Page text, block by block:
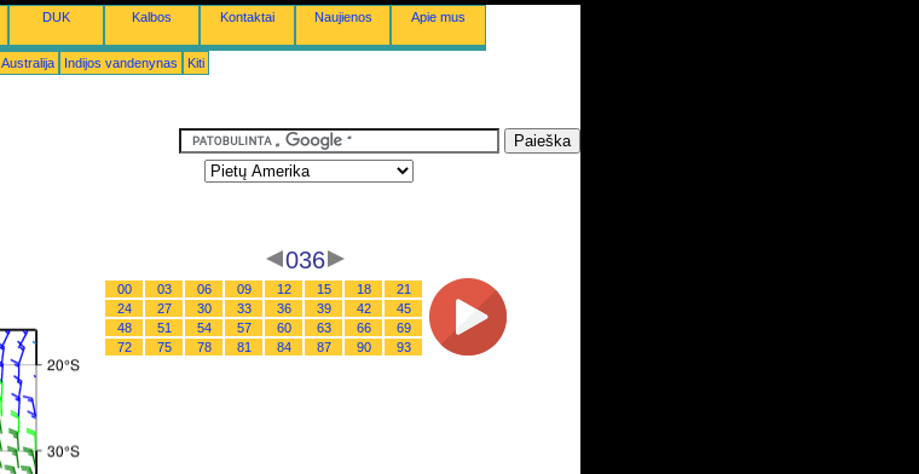
DUK Kalbos Kontaktai Naujienos Apie mus
Australija Indijos vandenynas Kiti
036
00 03 06 09 12 15 18
21
24
27 30 33 36 39 42
45
48
51 54 57 60 63 66
69
72
75 78 81 84 87 90 93